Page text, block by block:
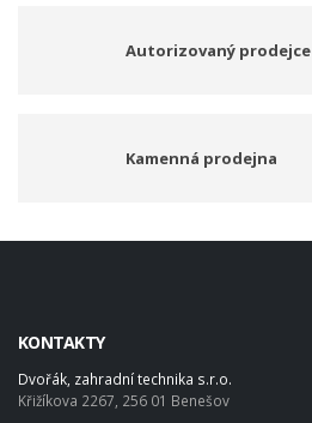
Autorizovaný prodejce
Kamenná prodejna
KONTAKTY
Dvořák, zahradní technika s.r.o.
Křižíkova 2267, 256 01 Benešov